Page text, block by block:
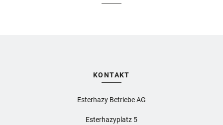
KONTAKT
Esterhazy Betriebe AG
Esterhazyplatz 5